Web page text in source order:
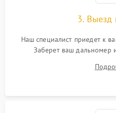
3. Выезд
Наш специалист приедет к
Заберет ваш дальномер